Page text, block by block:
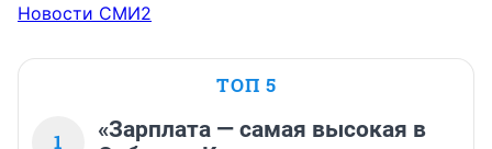
Новости СМИ2
ТОП 5
1
«Зарплата — самая высокая в